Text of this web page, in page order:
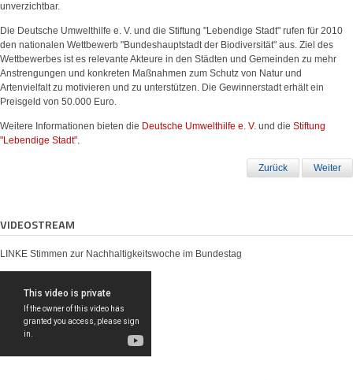
unverzichtbar.
Die Deutsche Umwelthilfe e. V. und die Stiftung "Lebendige Stadt" rufen für 2010
den nationalen Wettbewerb "Bundeshauptstadt der Biodiversität" aus. Ziel des
Wettbewerbes ist es relevante Akteure in den Städten und Gemeinden zu mehr
Anstrengungen und konkreten Maßnahmen zum Schutz von Natur und
Artenvielfalt zu motivieren und zu unterstützen. Die Gewinnerstadt erhält ein
Preisgeld von 50.000 Euro.
Weitere Informationen bieten die Deutsche Umwelthilfe e. V. und die Stiftung
"Lebendige Stadt".
Zurück Weiter
VIDEOSTREAM
LINKE Stimmen zur Nachhaltigkeitswoche im Bundestag